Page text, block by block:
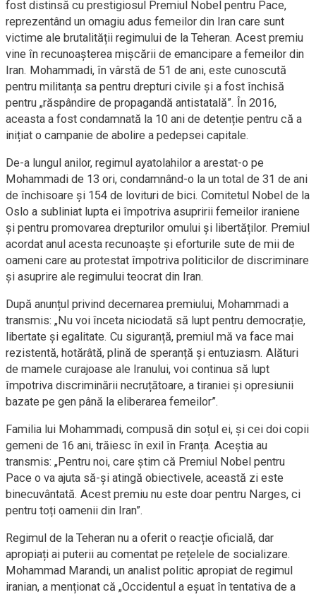
fost distinsă cu prestigiosul Premiul Nobel pentru Pace,
reprezentând un omagiu adus femeilor din Iran care sunt
victime ale brutalității regimului de la Teheran. Acest premiu
vine în recunoașterea mișcării de emancipare a femeilor din
Iran. Mohammadi, în vârstă de 51 de ani, este cunoscută
pentru militanța sa pentru drepturi civile și a fost închisă
pentru „răspândire de propagandă antistatală”. În 2016,
aceasta a fost condamnată la 10 ani de detenție pentru că a
inițiat o campanie de abolire a pedepsei capitale.
De-a lungul anilor, regimul ayatolahilor a arestat-o pe
Mohammadi de 13 ori, condamnând-o la un total de 31 de ani
de închisoare și 154 de lovituri de bici. Comitetul Nobel de la
Oslo a subliniat lupta ei împotriva asupririi femeilor iraniene
și pentru promovarea drepturilor omului și libertăților. Premiul
acordat anul acesta recunoaște și eforturile sute de mii de
oameni care au protestat împotriva politicilor de discriminare
și asuprire ale regimului teocrat din Iran.
După anunțul privind decernarea premiului, Mohammadi a
transmis: „Nu voi înceta niciodată să lupt pentru democrație,
libertate și egalitate. Cu siguranță, premiul mă va face mai
rezistentă, hotărâtă, plină de speranță și entuziasm. Alături
de mamele curajoase ale Iranului, voi continua să lupt
împotriva discriminării necruțătoare, a tiraniei și opresiunii
bazate pe gen până la eliberarea femeilor”.
Familia lui Mohammadi, compusă din soțul ei, și cei doi copii
gemeni de 16 ani, trăiesc în exil în Franța. Aceștia au
transmis: „Pentru noi, care știm că Premiul Nobel pentru
Pace o va ajuta să-și atingă obiectivele, această zi este
binecuvântată. Acest premiu nu este doar pentru Narges, ci
pentru toți oamenii din Iran”.
Regimul de la Teheran nu a oferit o reacție oficială, dar
apropiați ai puterii au comentat pe rețelele de socializare.
Mohammad Marandi, un analist politic apropiat de regimul
iranian, a menționat că „Occidentul a eșuat în tentativa de a